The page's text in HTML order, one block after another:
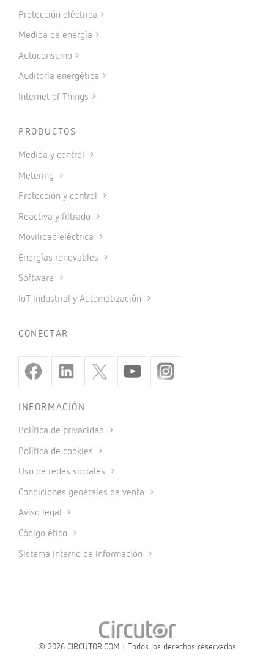
Protección eléctrica
Medida de energía
Autoconsumo
Auditoría energética
Internet of Things
PRODUCTOS
Medida y control
Metering
Protección y control
Reactiva y filtrado
Movilidad eléctrica
Energías renovables
Software
IoT Industrial y Automatización
CONECTAR
INFORMACIÓN
Política de privacidad
Política de cookies
Uso de redes sociales
Condiciones generales de venta
Aviso legal
Código ético
Sistema interno de información
© 2026 CIRCUTOR.COM | Todos los derechos reservados